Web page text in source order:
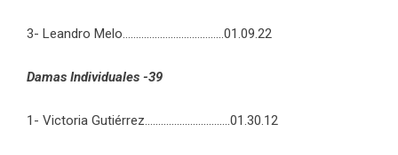
3- Leandro Melo………………………………..01.09.22
Damas Individuales -39
1- Victoria Gutiérrez…………………………..01.30.12